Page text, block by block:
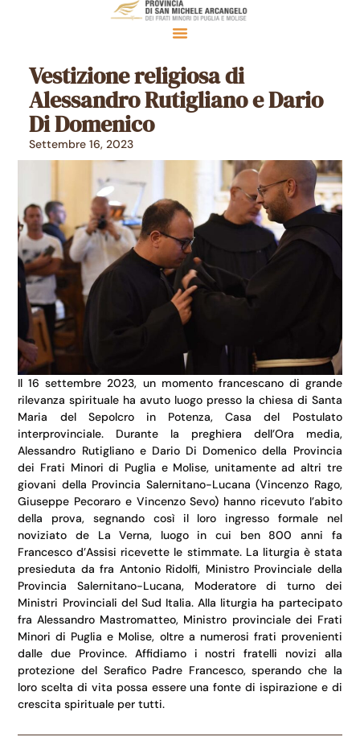
Vestizione religiosa di
Alessandro Rutigliano e Dario
Di Domenico
Settembre 16, 2023
Il 16 settembre 2023, un momento francescano di grande
rilevanza spirituale ha avuto luogo presso la chiesa di Santa
Maria del Sepolcro in Potenza, Casa del Postulato
interprovinciale. Durante la preghiera dell’Ora media,
Alessandro Rutigliano e Dario Di Domenico della Provincia
dei Frati Minori di Puglia e Molise, unitamente ad altri tre
giovani della Provincia Salernitano-Lucana (Vincenzo Rago,
Giuseppe Pecoraro e Vincenzo Sevo) hanno ricevuto l’abito
della prova, segnando così il loro ingresso formale nel
noviziato de La Verna, luogo in cui ben 800 anni fa
Francesco d’Assisi ricevette le stimmate. La liturgia è stata
presieduta da fra Antonio Ridolfi, Ministro Provinciale della
Provincia Salernitano-Lucana, Moderatore di turno dei
Ministri Provinciali del Sud Italia. Alla liturgia ha partecipato
fra Alessandro Mastromatteo, Ministro provinciale dei Frati
Minori di Puglia e Molise, oltre a numerosi frati provenienti
dalle due Province. Affidiamo i nostri fratelli novizi alla
protezione del Serafico Padre Francesco, sperando che la
loro scelta di vita possa essere una fonte di ispirazione e di
crescita spirituale per tutti.